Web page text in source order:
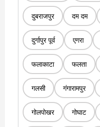
दुबराजपुर दम दम
दुर्गापुर पूर्व एगरा
फलाकाटा फलता
गलसी गंगारामपुर
गोलपोखर गोघाट